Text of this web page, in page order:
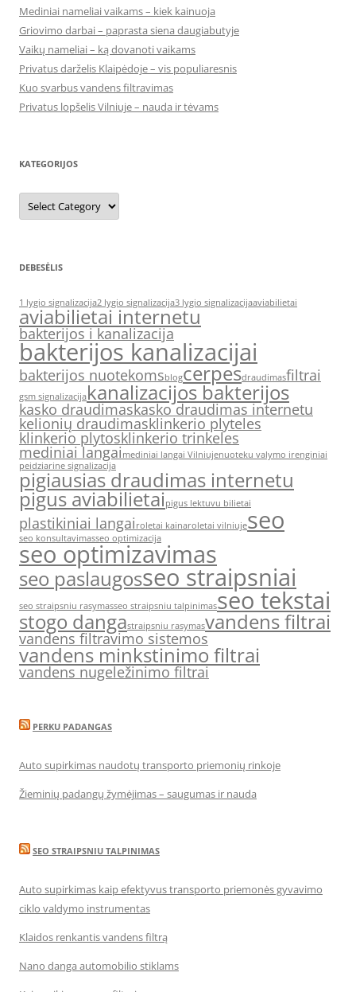
Mediniai nameliai vaikams – kiek kainuoja
Griovimo darbai – paprasta siena daugiabutyje
Vaikų nameliai – ką dovanoti vaikams
Privatus darželis Klaipėdoje – vis populiaresnis
Kuo svarbus vandens filtravimas
Privatus lopšelis Vilniuje – nauda ir tėvams
KATEGORIJOS
Kategorijos
DEBESĖLIS
1 lygio signalizacija2 lygio signalizacija3 lygio signalizacijaaviabilietai
aviabilietai internetu
bakterijos i kanalizacija
bakterijos kanalizacijai
bakterijos nuotekomsblogcerpesdraudimasfiltrai
gsm signalizacijakanalizacijos bakterijos
kasko draudimaskasko draudimas internetu
kelionių draudimasklinkerio plyteles
klinkerio plytosklinkerio trinkeles
mediniai langai mediniai langai Vilniujenuoteku valymo irenginiai
peidziarine signalizacija
pigiausias draudimas internetu
pigus aviabilietaipigus lektuvu bilietai
plastikiniai langai roletai kainaroletai vilniujeseo
seo konsultavimasseo optimizacija
seo optimizavimas
seo paslaugosseo straipsniai
seo straipsniu rasymasseo straipsniu talpinimasseo tekstai
stogo dangastraipsniu rasymasvandens filtrai
vandens filtravimo sistemos
vandens minkstinimo filtrai
vandens nugeležinimo filtrai
PERKU PADANGAS
Auto supirkimas naudotų transporto priemonių rinkoje
Žieminių padangų žymėjimas – saugumas ir nauda
SEO STRAIPSNIU TALPINIMAS
Auto supirkimas kaip efektyvus transporto priemonės gyvavimo
ciklo valdymo instrumentas
Klaidos renkantis vandens filtrą
Nano danga automobilio stiklams